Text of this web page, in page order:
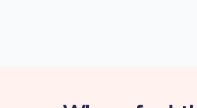
Warum Anbieter aus der